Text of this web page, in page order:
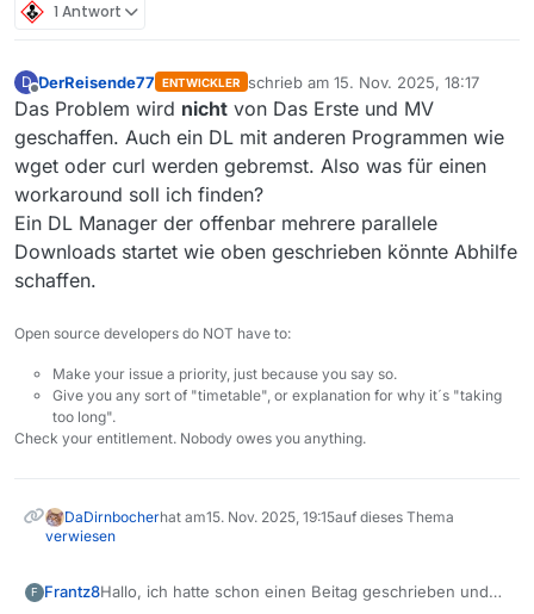
1 Antwort
D
Offline
DerReisende77 ENTWICKLER schrieb am 15. Nov. 2025, 18:17
zuletzt editiert von
Das Problem wird nicht von Das Erste und MV
geschaffen. Auch ein DL mit anderen Programmen wie
wget oder curl werden gebremst. Also was für einen
workaround soll ich finden?
Ein DL Manager der offenbar mehrere parallele
Downloads startet wie oben geschrieben könnte Abhilfe
schaffen.
Open source developers do NOT have to:
Make your issue a priority, just because you say so.
Give you any sort of "timetable", or explanation for why it´s "taking
too long".
Check your entitlement. Nobody owes you anything.
DaDirnbocherhat am15. Nov. 2025, 19:15auf dieses Thema
verwiesen
F Frantz8Hallo, ich hatte schon einen Beitag geschrieben und